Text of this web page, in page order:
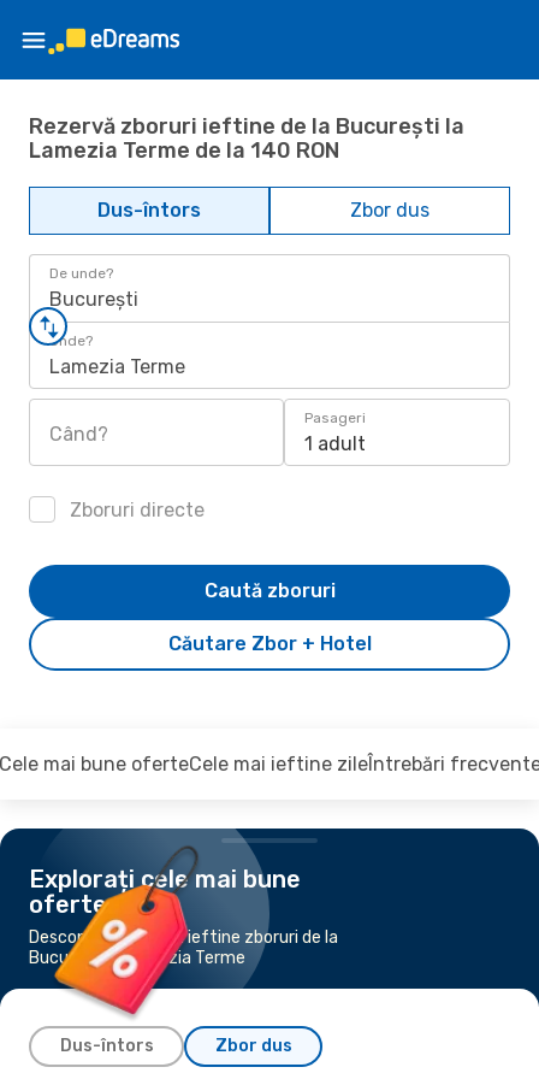
Rezervă zboruri ieftine de la București la
Lamezia Terme de la 140 RON
Dus-întors Zbor dus
De unde?
București
Unde?
Lamezia Terme
Când?
Pasageri
1 adult
Zboruri directe
Căutare Zbor + Hotel
Caută zboruri
mai bune oferteCele mai ieftine zileÎntrebări
Explorați cele mai bune
oferte
Descoperiți cele mai ieftine zboruri de la
București la Lamezia Terme
Dus-întors Zbor dus